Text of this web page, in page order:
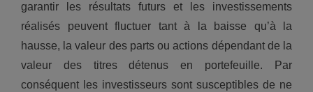
garantir les résultats futurs et les investissements
réalisés peuvent fluctuer tant à la baisse qu’à la
hausse, la valeur des parts ou actions dépendant de la
valeur des titres détenus en portefeuille. Par
conséquent les investisseurs sont susceptibles de ne